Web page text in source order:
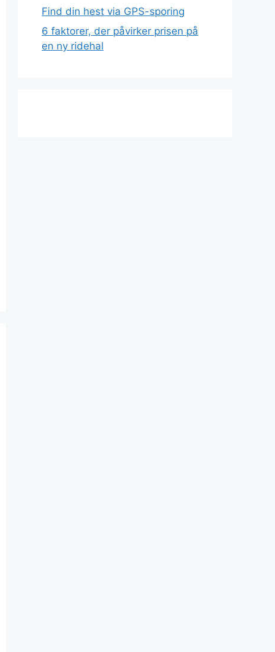
Find din hest via GPS-sporing
6 faktorer, der påvirker prisen på
en ny ridehal